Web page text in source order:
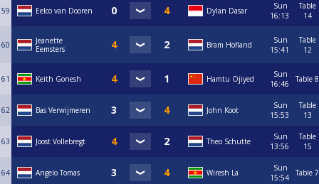
59 Eelco van Dooren Dylan Dasar
Sun
16:13
Table
14
60
Jeanette
Eemsters
Bram Hofland
Sun
15:41
Table
12
61 Keith Gonesh Hamtu Ojiyed
Sun
16:46
Table 8
62 Bas Verwijmeren John Koot
Sun
15:53
Table
13
63 Joost Vollebregt Theo Schutte
Sun
13:56
Table
15
64 Angelo Tomas Wiresh La
Sun
15:54
Table 7